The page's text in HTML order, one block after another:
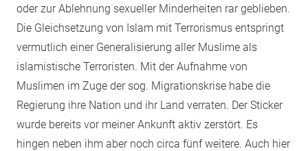
oder zur Ablehnung sexueller Minderheiten rar geblieben.
Die Gleichsetzung von Islam mit Terrorismus entspringt
vermutlich einer Generalisierung aller Muslime als
islamistische Terroristen. Mit der Aufnahme von
Muslimen im Zuge der sog. Migrationskrise habe die
Regierung ihre Nation und ihr Land verraten. Der Sticker
wurde bereits vor meiner Ankunft aktiv zerstört. Es
hingen neben ihm aber noch circa fünf weitere. Auch hier